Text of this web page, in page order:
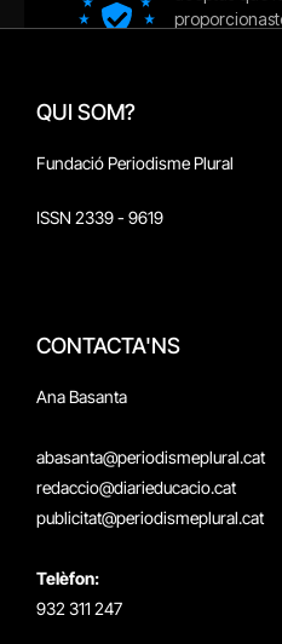
QUI SOM?
Fundació Periodisme Plural
ISSN 2339 - 9619
CONTACTA'NS
Ana Basanta
abasanta@periodismeplural.cat
redaccio@diarieducacio.cat
publicitat@periodismeplural.cat
Telèfon:
932 311 247